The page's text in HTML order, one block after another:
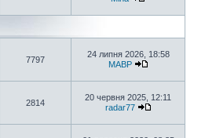
7797
24 липня 2026, 18:58
MABP
2814
20 червня 2025, 12:11
radar77